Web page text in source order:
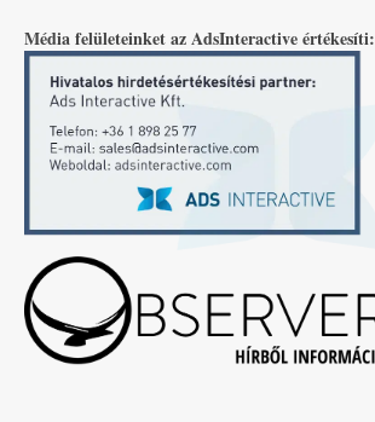
Média felületeinket az AdsInteractive értékesíti: